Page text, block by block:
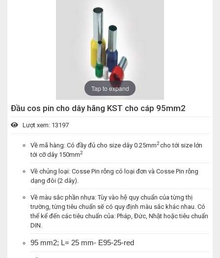
Tap to expand
Đầu cos pin cho dây hãng KST cho cáp 95mm2
Lượt xem: 13197
Về mã hàng: Có đầy đủ cho size dây 0.25mm2cho tới size lớn
tới cỡ dây 150mm2
Về chủng loại: Cosse Pin rỗng có loại đơn và Cosse Pin rỗng
dạng đôi (2 dây).
Về màu sắc phần nhựa: Tùy vào hệ quy chuẩn của từng thị
trường, từng tiêu chuẩn sẽ có quy định màu sắc khác nhau. Có
thể kể đến các tiêu chuẩn của: Pháp, Đức, Nhật hoặc tiêu chuẩn
DIN.
95 mm2; L= 25 mm- E95-25-red